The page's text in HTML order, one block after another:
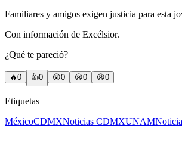
Familiares y amigos exigen justicia para esta
Con información de Excélsior.
¿Qué te pareció?
🔥0 👍0 😲0 😢0 😠0
Etiquetas
MéxicoCDMXNoticias CDMXUNAM